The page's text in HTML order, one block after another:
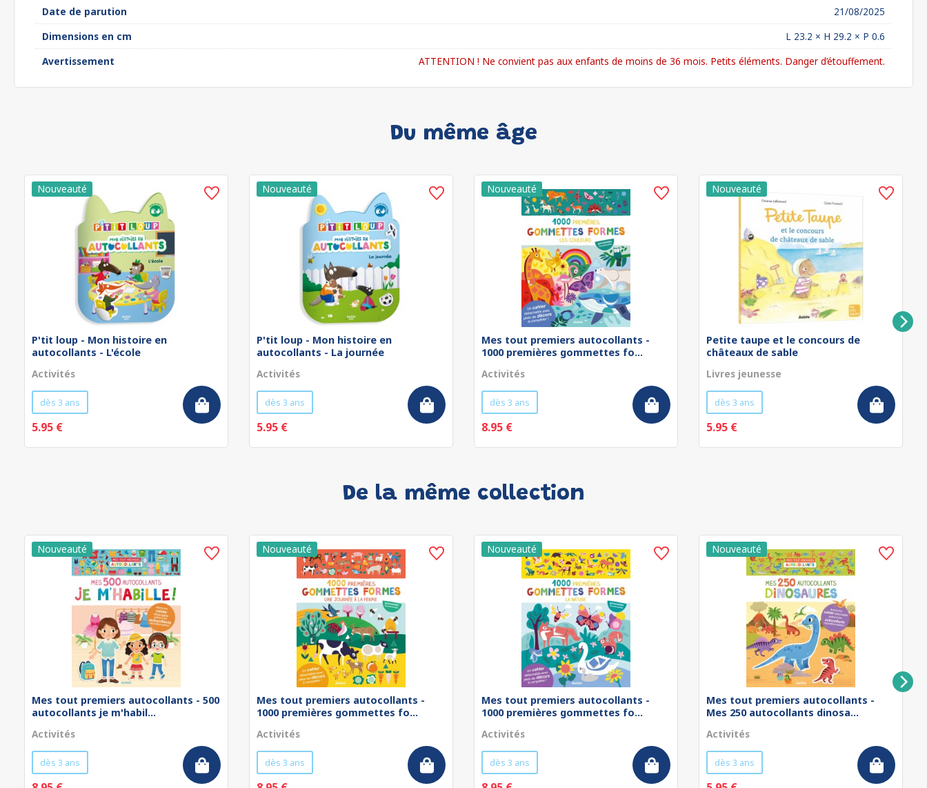
Date de parution
21/08/2025
Dimensions en cm
L 23.2 × H 29.2 × P 0.6
Avertissement
ATTENTION ! Ne convient pas aux enfants de moins de 36 mois. Petits éléments. Danger d’étouffement.
Du même âge
P'tit loup - Mon histoire en
autocollants - L'école
Activités
dès 3 ans
5.95 €
P'tit loup - Mon histoire en
autocollants - La journée
Activités
dès 3 ans
5.95 €
Mes tout premiers autocollants -
1000 premières gommettes fo...
Activités
dès 3 ans
8.95 €
Petite taupe et le concours de
châteaux de sable
Livres jeunesse
dès 3 ans
5.95 €
De la même collection
Mes tout premiers autocollants - 500
autocollants je m'habil...
Activités
dès 3 ans
Mes tout premiers autocollants -
1000 premières gommettes fo...
Activités
dès 3 ans
Mes tout premiers autocollants -
1000 premières gommettes fo...
Activités
dès 3 ans
Mes tout premiers autocollants -
Mes 250 autocollants dinosa...
Activités
dès 3 ans